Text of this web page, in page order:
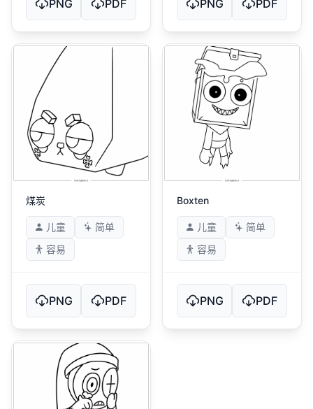
PNG PDF PNG PDF
煤炭
儿童
简单
容易
PNG PDF
Boxten
儿童
简单
容易
PNG PDF